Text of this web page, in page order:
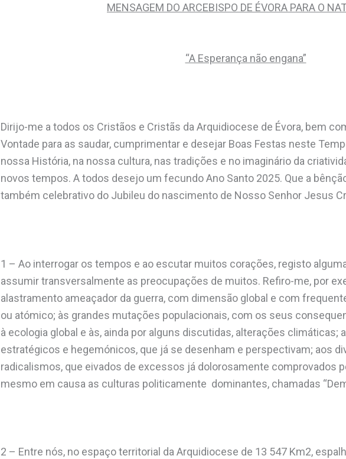
MENSAGEM DO ARCEBISPO DE ÉVORA PARA O
“A Esperança não engana”
Dirijo-me a todos os Cristãos e Cristãs da Arquidiocese de Évora, bem
Vontade para as saudar, cumprimentar e desejar Boas Festas neste
nossa História, na nossa cultura, nas tradições e no imaginário da
novos tempos. A todos desejo um fecundo Ano Santo 2025. Que a
também celebrativo do Jubileu do nascimento de Nosso Senhor Jesus
1 – Ao interrogar os tempos e ao escutar muitos corações, registo
assumir transversalmente as preocupações de muitos. Refiro-me, por
alastramento ameaçador da guerra, com dimensão global e com
ou atómico; às grandes mutações populacionais, com os seus
à ecologia global e às, ainda por alguns discutidas, alterações climáticas;
estratégicos e hegemónicos, que já se desenham e perspectivam; aos
radicalismos, que eivados de excessos já dolorosamente comprovados
mesmo em causa as culturas politicamente dominantes, chamadas
2 – Entre nós, no espaço territorial da Arquidiocese de 13 547 Km2,